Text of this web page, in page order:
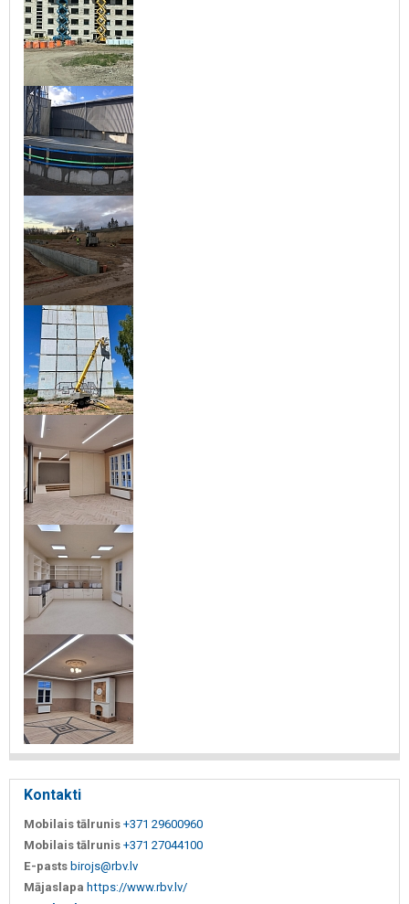
Kontakti
Mobilais tālrunis +371 29600960
Mobilais tālrunis +371 27044100
E-pasts birojs@rbv.lv
Mājaslapa https://www.rbv.lv/